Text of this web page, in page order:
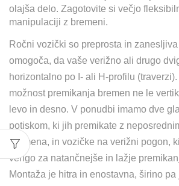
olajša delo. Zagotovite si večjo
manipulaciji z bremeni.
Ročni vozički so preprosta in
omogoča, da vaše verižno ali drugo
horizontalno po I- ali H-profilu
možnost premikanja bremen ne le
levo in desno. V ponudbi imamo dve
potiskom, ki jih premikate z
bremena, in vozičke na verižni pogon,
verigo za natančnejše in lažje
Montaža je hitra in enostavna, širino pa